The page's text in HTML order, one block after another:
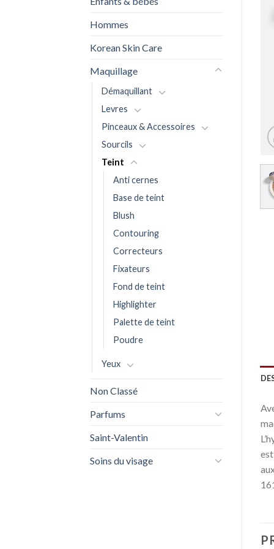
Hommes
Korean Skin Care
Maquillage
Démaquillant
Levres
Pinceaux & Accessoires
Sourcils
Teint
Anti cernes
Base de teint
Blush
Contouring
Correcteurs
Fixateurs
Fond de teint
Highlighter
Palette de teint
Poudre
Yeux
Non Classé
Parfums
Saint-Valentin
Soins du visage